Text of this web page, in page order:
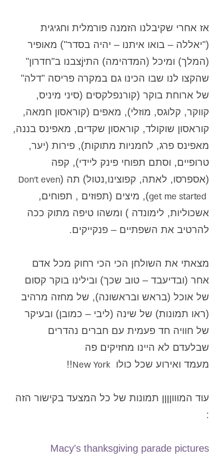
אז אחרי שקיבלנו הזמנה פורמלית וחגיגית
("יאללה – בואו איתנו – יהיה בסדר") מאופיר
(המלך) ומיכל (המדהימה) התיjצבנו ב"חדרון"
שהקצו לנו שבו הכינו גם במקרה פריסה "דלה"
של ארוחת בוקר (קורנפלקסים (סיני מיניס,
קווקר, קלוגס, מוזלי), מאפים (קוראסון חמאה,
קוראסון שוקולד, קוראסון שקדים, מאפינס בננה,
מאפינס פרג, לחמניות מתוקות), פירות (יער,
טרופיים, וסתם תפוחי פינק ליידי), קפה
(אספרסו, לאתה, קפוצינו,נטול) תה (Don’t even
get me started), מיצים (תפוזים , תפוחים,
אשכוליות, לימונדה ) ומשהו טיפה מתוק ככה
להרטיב את השפתיים – פנקייקים.
מצאתי את השולחן הכי הכי רחוק מכל אדם
אחר (ובדיעבד – טוב שכך) ובילינו בוקר קסום
של אוכל (בראש ובראשונה), של מחזה מרהיב
(ראו תמונות) של שינה (ליבי – כמובן) ובעיקר
של חוויה חד פעמית עם חברים נהדרים
שבלעדם לא היינו מחזיקים פה
מעמד ואירוע שכל כולו New York
!!
עוד המוווןןןן תמונות של כל המצעד בקישור הזה
:
Macy's thanksgiving parade pictures